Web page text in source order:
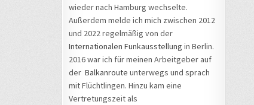
wieder nach Hamburg wechselte.
Außerdem melde ich mich zwischen 2012
und 2022 regelmäßig von der
Internationalen Funkausstellung in Berlin.
2016 war ich für meinen Arbeitgeber auf
der Balkanroute unterwegs und sprach
mit Flüchtlingen. Hinzu kam eine
Vertretungszeit als